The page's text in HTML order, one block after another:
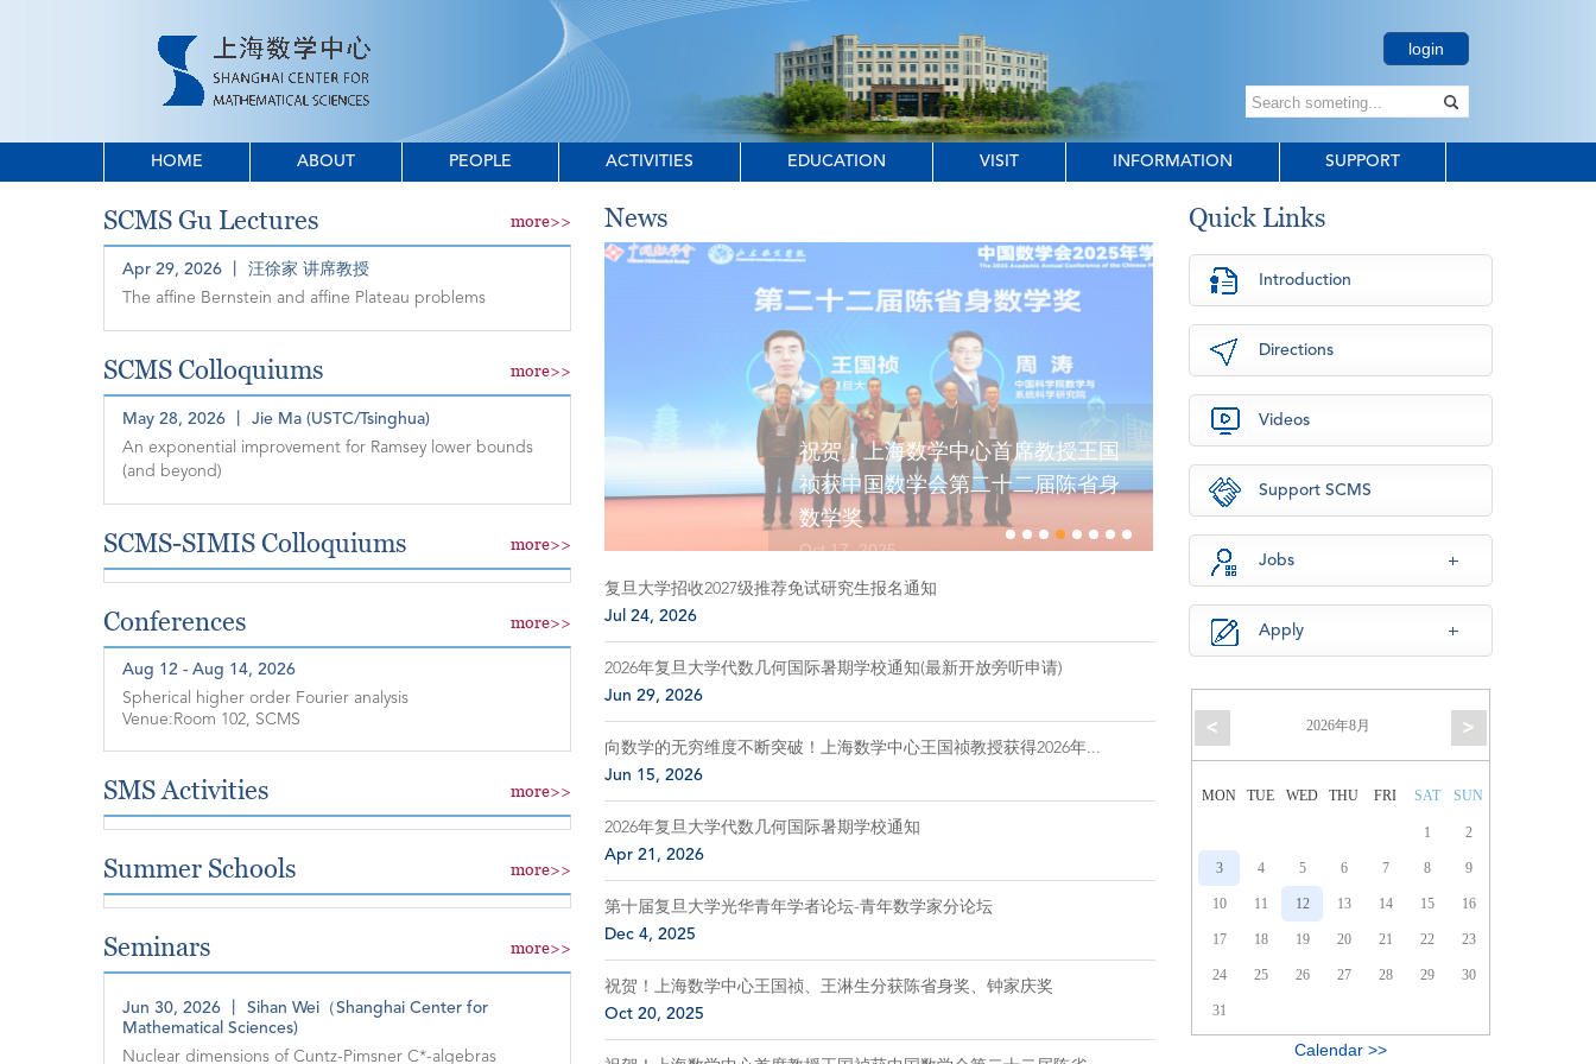
login
HOME ABOUT PEOPLE ACTIVITIES EDUCATION VISIT INFORMATION SUPPORT
SCMS Gu Lectures more>>
Apr 29, 2026 丨 汪徐家 讲席教授
The affine Bernstein and affine Plateau problems
SCMS Colloquiums more>>
May 28, 2026 丨 Jie Ma (USTC/Tsinghua)
An exponential improvement for Ramsey lower bounds
(and beyond)
SCMS-SIMIS Colloquiums more>>
Conferences more>>
Aug 12 - Aug 14, 2026
Spherical higher order Fourier analysis
Venue:Room 102, SCMS
SMS Activities more>>
Summer Schools more>>
Seminars more>>
Jun 30, 2026 丨 Sihan Wei（Shanghai Center for
Mathematical Sciences)
Nuclear dimensions of Cuntz-Pimsner C*-algebras
News
祝贺！上海数学中心首席教授王国
祯获中国数学会第二十二届陈省身
数学奖
Oct 17, 2025
​复旦大学招收2027级推荐免试研究生报名通知
Jul 24, 2026
2026年复旦大学代数几何国际暑期学校通知(最新开放旁听申请)
Jun 29, 2026
向数学的无穷维度不断突破！上海数学中心王国祯教授获得2026年...
Jun 15, 2026
2026年复旦大学代数几何国际暑期学校通知
Apr 21, 2026
第十届复旦大学光华青年学者论坛-青年数学家分论坛
Dec 4, 2025
祝贺！上海数学中心王国祯、王淋生分获陈省身奖、钟家庆奖
Oct 20, 2025
Quick Links
Introduction
Directions
Videos
Support SCMS
Jobs
Apply
2026年8月
MON TUE WED THU FRI SAT SUN
1 2
3 4 5 6 7 8 9
10 11 12 13 14 15 16
17 18 19 20 21 22 23
24 25 26 27 28 29 30
31
Calendar >>